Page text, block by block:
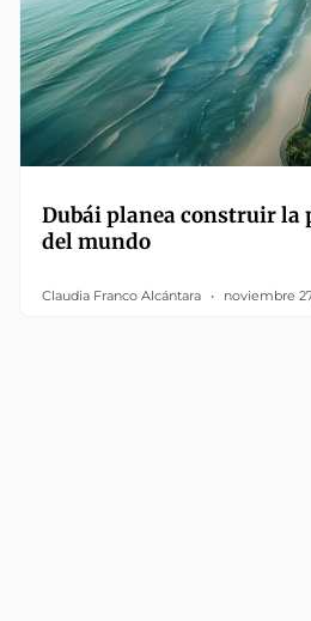
Dubái planea construir la
del mundo
Claudia Franco Alcántara noviembre